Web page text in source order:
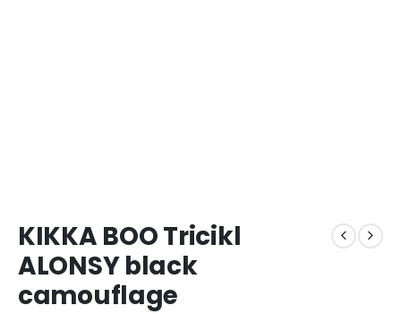
KIKKA BOO Tricikl
ALONSY black
camouflage